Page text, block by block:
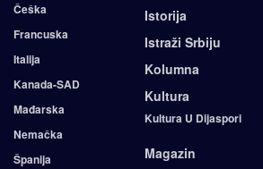
Češka
Francuska
Italija
Kanada-SAD
Mađarska
Nemačka
Španija
Istorija
Istraži Srbiju
Kolumna
Kultura
Kultura U Dijaspori
Magazin